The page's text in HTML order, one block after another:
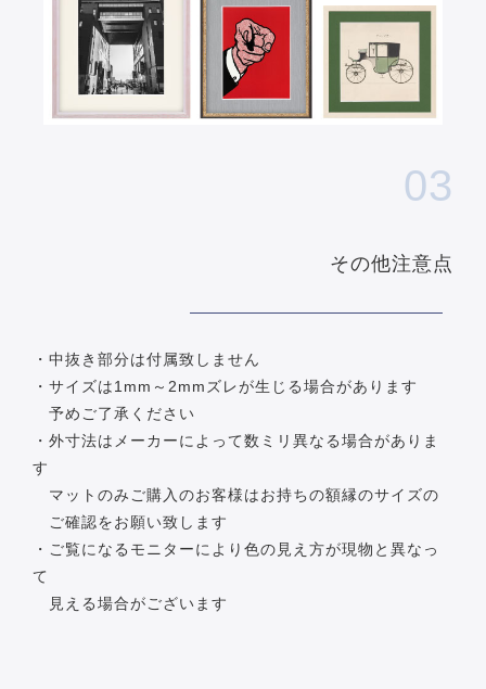
03
その他注意点
・中抜き部分は付属致しません
・サイズは1mm～2mmズレが生じる場合があります
予めご了承ください
・外寸法はメーカーによって数ミリ異なる場合がありま
す
マットのみご購入のお客様はお持ちの額縁のサイズの
ご確認をお願い致します
・ご覧になるモニターにより色の見え方が現物と異なっ
て
見える場合がございます